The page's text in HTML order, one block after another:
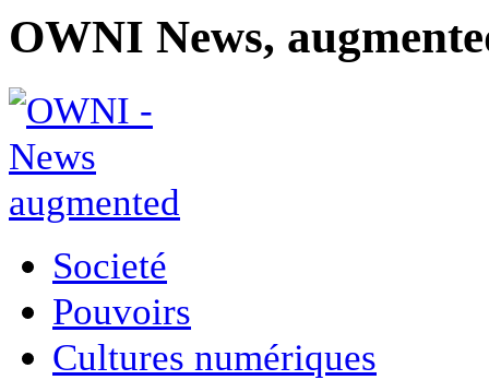
OWNI News,
Societé
Pouvoirs
Cultures numériques